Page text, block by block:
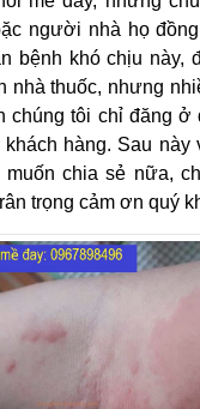
người nhà họ
bệnh khó chịu này,
nhà thuốc, nhưng
chúng tôi chỉ đăng
hàng. Sau này
muốn chia sẻ nữa,
trọng cảm ơn quý